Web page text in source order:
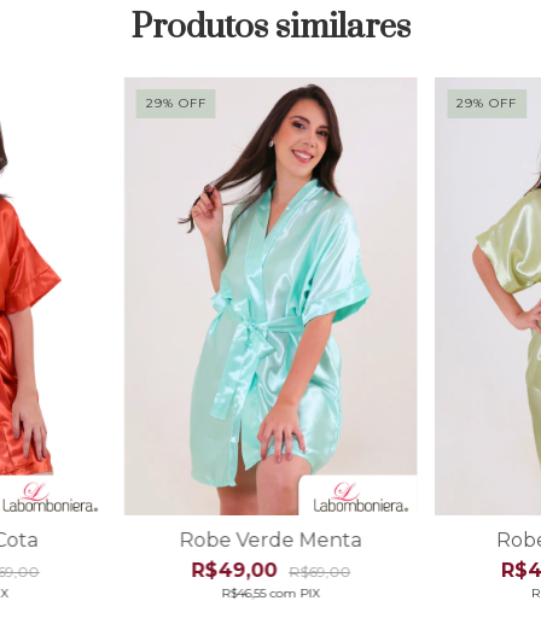
Produtos similares
29% OFF
Robe Verde Menta
R$49,00 R$69,00
R$46,55com PIX
29%OFF